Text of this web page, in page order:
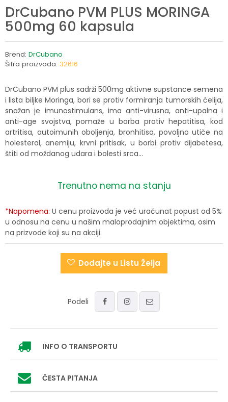
DrCubano PVM PLUS MORINGA
500mg 60 kapsula
Brend: DrCubano
Šifra proizvoda: 32616
DrCubano PVM plus sadrži 500mg aktivne supstance semena
i lista biljke Moringa, bori se protiv formiranja tumorskih ćelija,
snažan je imunostimulans, ima anti-virusna, anti-upalna i
anti-age svojstva, pomaže u borba protiv hepatitisa, kod
artritisa, autoimunih oboljenja, bronhitisa, povoljno utiče na
holesterol, anemiju, krvni pritisak, u borbi protiv dijabetesa,
štiti od moždanog udara i bolesti srca...
Trenutno nema na stanju
*Napomena: U cenu proizvoda je već uračunat popust od 5%
u odnosu na cenu u našim maloprodajnim objektima, osim
na prizvode koji su na akciji.
Dodajte u Listu Želja
Podeli
INFO O TRANSPORTU
ČESTA PITANJA